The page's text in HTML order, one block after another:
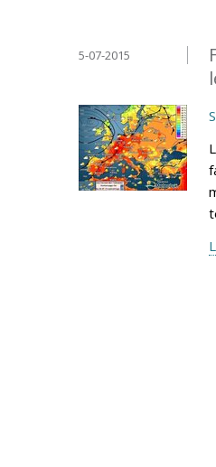
5-07-2015